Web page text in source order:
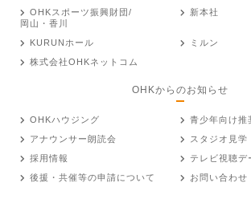
OHKスポーツ振興財団/
岡山・香川
新本社
KURUNホール
ミルン
株式会社OHKネットコム
OHKからのお知らせ
OHKハウジング
青少年向け推
アナウンサー朗読会
スタジオ見学
採用情報
テレビ視聴デ
後援・共催等の申請について
お問い合わせ